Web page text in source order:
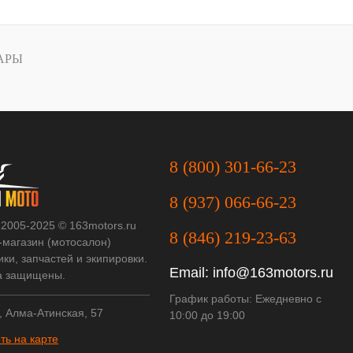
2025 © 163motors.ru
(мотосалон)
запчастей и экипировки.
защищены.
Алма-Атинская, 57
на карте
8 (800) 301-66-23
8 (937) 066-66-23
8 (846) 219-23-63
Email: info@163motors.ru
График работы: Ежедневно с
10:00 до 19:00